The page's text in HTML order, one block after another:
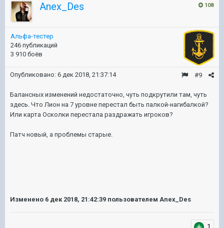
108
Anex_Des
Альфа-тестер
246 публикаций
3 910 боёв
#9
Опубликовано: 6 дек 2018, 21:37:14
Балансных изменений недостаточно, чуть подкрутили там, чуть
здесь. Что Лион на 7 уровне перестал быть палкой-нагибалкой?
Или карта Осколки перестала раздражать игроков?
Патч новый, а проблемы старые.
Изменено 6 дек 2018, 21:42:39 пользователем Anex_Des
1